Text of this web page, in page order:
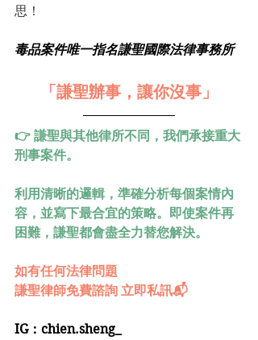
思！
毒品案件唯一指名謙聖國際法律事務所
「謙聖辦事，讓你沒事」
👉 謙聖與其他律所不同，我們承接重大
刑事案件。
利用清晰的邏輯，準確分析每個案情內
容，並寫下最合宜的策略。即使案件再
困難，謙聖都會盡全力替您解決。
如有任何法律問題
謙聖律師免費諮詢 立即私訊📬
IG：chien.sheng_